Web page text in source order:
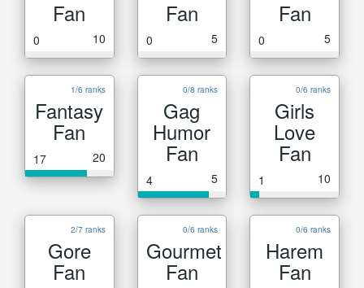
Fan
0 10
Fan
0 5
Fan
0 5
1/6 ranks
Fantasy
Fan
17 20
0/8 ranks
Gag
Humor
Fan
4 5
0/6 ranks
Girls
Love
Fan
1 10
2/7 ranks
Gore
Fan
0/6 ranks
Gourmet
Fan
0/6 ranks
Harem
Fan